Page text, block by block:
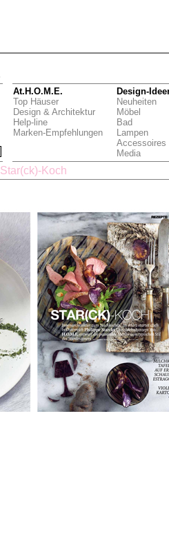
At.H.O.M.E.
Top Häuser
Design & Architektur
Help-line
Marken-Empfehlungen
Design-
Neuheiten
Möbel
Bad
Lampen
Accessoires
Media
Star(ck)-Koch